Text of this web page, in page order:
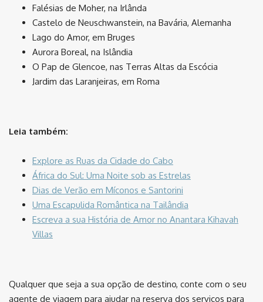
Falésias de Moher, na Irlânda
Castelo de Neuschwanstein, na Bavária, Alemanha
Lago do Amor, em Bruges
Aurora Boreal, na Islândia
O Pap de Glencoe, nas Terras Altas da Escócia
Jardim das Laranjeiras, em Roma
Leia também:
Explore as Ruas da Cidade do Cabo
África do Sul: Uma Noite sob as Estrelas
Dias de Verão em Míconos e Santorini
Uma Escapulida Romântica na Tailândia
Escreva a sua História de Amor no Anantara Kihavah
Villas
Qualquer que seja a sua opção de destino, conte com o seu
agente de viagem para ajudar na reserva dos serviços para